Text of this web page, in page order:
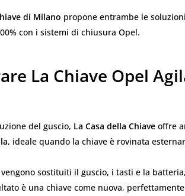
di Milano propone entrambe le
con i sistemi di chiusura Opel.
La Chiave Opel
del guscio, La Casa della Chiave offre
, ideale quando la chiave è rovinata
sostituiti il guscio, i tasti e la
è una chiave come nuova,